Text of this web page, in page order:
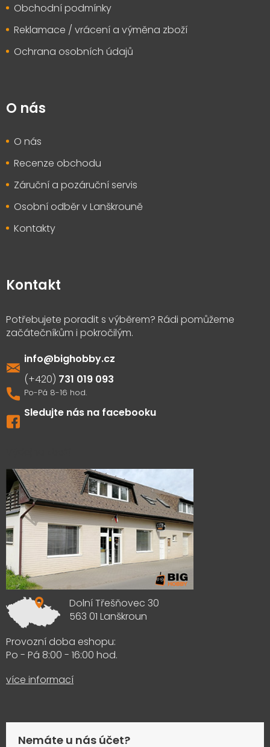
Obchodní podmínky
Reklamace / vrácení a výměna zboží
Ochrana osobních údajů
O nás
O nás
Recenze obchodu
Záruční a pozáruční servis
Osobní odběr v Lanškrouně
Kontakty
Kontakt
info@bighobby.cz
731 019 093
Sledujte nás na facebooku
Dolní Třešňovec 30
563 01 Lanškroun
Provozní doba eshopu:
Po - Pá 8:00 - 16:00 hod.
více informací
Nemáte u nás účet?